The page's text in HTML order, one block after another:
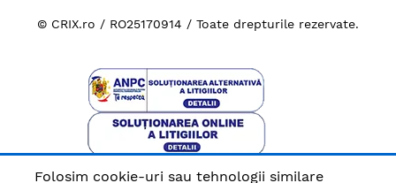
© CRIX.ro / RO25170914 / Toate drepturile rezervate.
Plata sigura cu
Folosim cookie-uri sau tehnologii similare